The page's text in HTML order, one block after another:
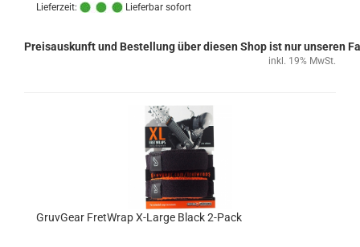
Lieferzeit: Lieferbar sofort
Preisauskunft und Bestellung über diesen Shop ist nur unseren
inkl. 19% MwSt.
GruvGear FretWrap X-Large Black 2-Pack